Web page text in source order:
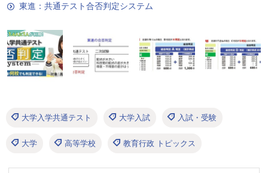
東進：共通テスト合否判定システム
大学入学共通テスト 大学入試 入試・受験
大学 高等学校 教育行政 トピックス